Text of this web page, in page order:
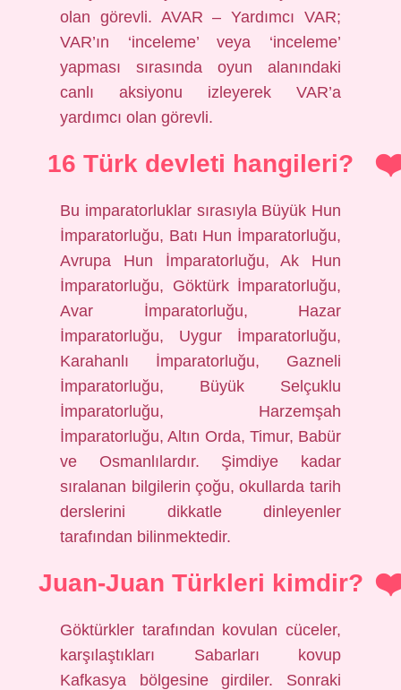
olan görevli. AVAR – Yardımcı VAR;
VAR’ın ‘inceleme’ veya ‘inceleme’
yapması sırasında oyun alanındaki
canlı aksiyonu izleyerek VAR’a
yardımcı olan görevli.
16 Türk devleti hangileri?
Bu imparatorluklar sırasıyla Büyük Hun
İmparatorluğu, Batı Hun İmparatorluğu,
Avrupa Hun İmparatorluğu, Ak Hun
İmparatorluğu, Göktürk İmparatorluğu,
Avar İmparatorluğu, Hazar
İmparatorluğu, Uygur İmparatorluğu,
Karahanlı İmparatorluğu, Gazneli
İmparatorluğu, Büyük Selçuklu
İmparatorluğu, Harzemşah
İmparatorluğu, Altın Orda, Timur, Babür
ve Osmanlılardır. Şimdiye kadar
sıralanan bilgilerin çoğu, okullarda tarih
derslerini dikkatle dinleyenler
tarafından bilinmektedir.
Juan-Juan Türkleri kimdir?
Göktürkler tarafından kovulan cüceler,
karşılaştıkları Sabarları kovup
Kafkasya bölgesine girdiler. Sonraki